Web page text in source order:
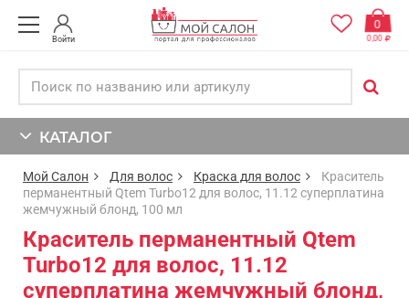
Войти
0
0,00
КАТАЛОГ
Мой Салон Для волос Краска для волос
Краситель
перманентный Qtem Turbo12 для волос, 11.12 суперплатина
жемчужный блонд, 100 мл
Краситель перманентный Qtem
Turbo12 для волос, 11.12
суперплатина жемчужный блонд,